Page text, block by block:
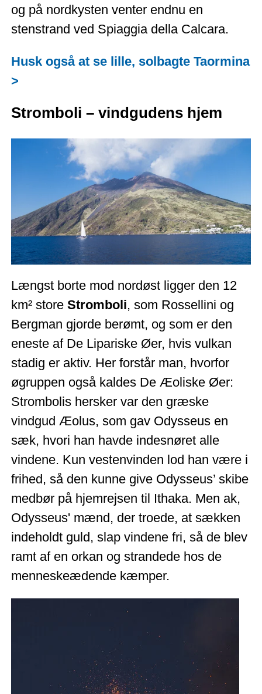
og på nordkysten venter endnu en
stenstrand ved Spiaggia della Calcara.
Husk også at se lille, solbagte Taormina
>
Stromboli – vindgudens hjem
Længst borte mod nordøst ligger den 12
km² store Stromboli, som Rossellini og
Bergman gjorde berømt, og som er den
eneste af De Lipariske Øer, hvis vulkan
stadig er aktiv. Her forstår man, hvorfor
øgruppen også kaldes De Æoliske Øer:
Strombolis hersker var den græske
vindgud Æolus, som gav Odysseus en
sæk, hvori han havde indesnøret alle
vindene. Kun vestenvinden lod han være i
frihed, så den kunne give Odysseus’ skibe
medbør på hjemrejsen til Ithaka. Men ak,
Odysseus' mænd, der troede, at sækken
indeholdt guld, slap vindene fri, så de blev
ramt af en orkan og strandede hos de
menneskeædende kæmper.